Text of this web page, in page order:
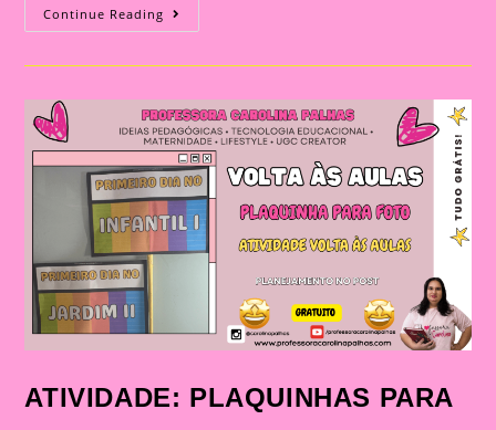
Continue Reading ATIVIDADE:
ÓCULOS
ATIVIDADE: PLAQUINHAS PARA